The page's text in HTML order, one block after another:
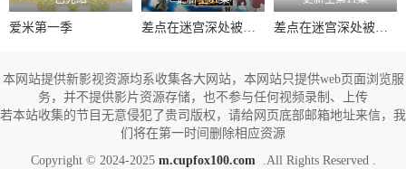
爱米第一季
本网站提供新影视资源均系收集各大网站，本网站只提供web页面浏览服
务，并不提供影片资源存储，也不参与任何视频录制、上传
若本站收集的节目无意侵犯了贵司版权，请给网页底部邮箱地址来信，我
们将在第一时间删除相应资源
Copyright © 2024-2025 m.cupfox100.com .All Rights Reserved .